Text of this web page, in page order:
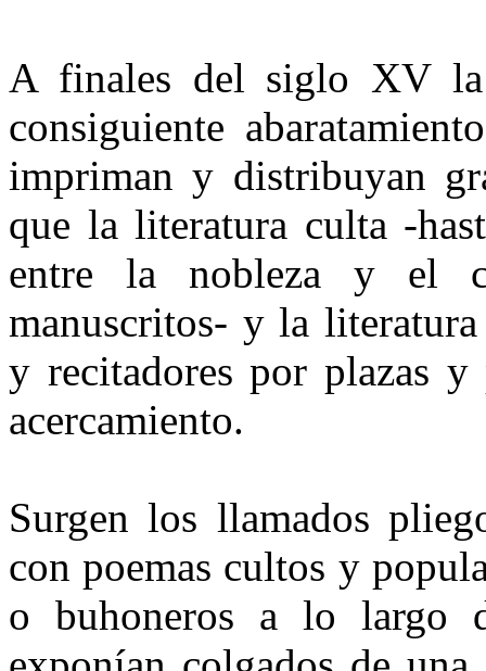
A finales del siglo XV
consiguiente
impriman y distribuyan
que la literatura culta -
entre la nobleza y el
manuscritos- y la
y recitadores por plazas
acercamiento.
Surgen los llamados
con poemas cultos y
o buhoneros a lo largo